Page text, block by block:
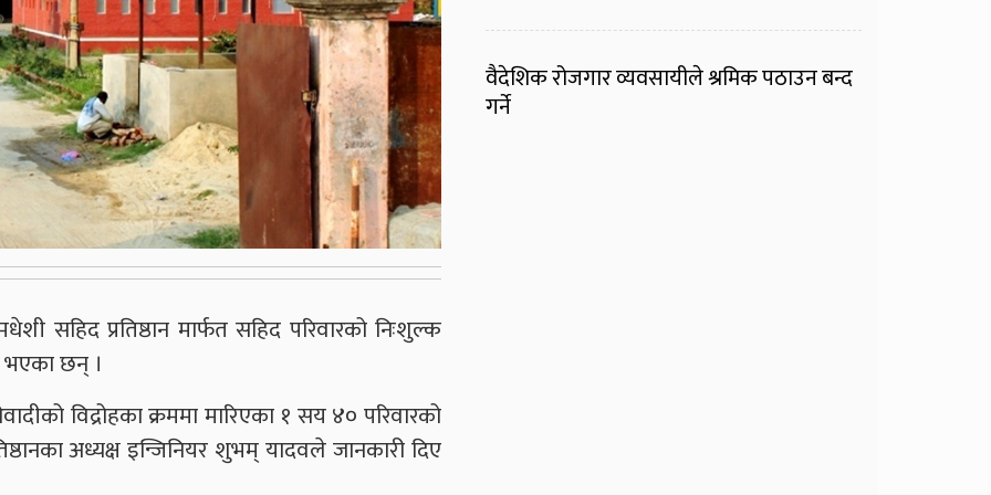
सहिद प्रतिष्ठान मार्फत सहिद परिवारको निःशुल्क
भएका छन् ।
विद्रोहका क्रममा मारिएका १ सय ४० परिवारको
अध्यक्ष इन्जिनियर शुभम् यादवले जानकारी दिए
वैदेशिक रोजगार व्यवसायीले श्रमिक पठाउन बन्द
गर्ने